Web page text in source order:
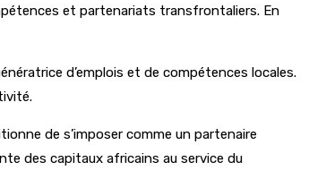
et partenariats transfrontaliers. En
d’emplois et de compétences locales.
de s’imposer comme un partenaire
des capitaux africains au service du